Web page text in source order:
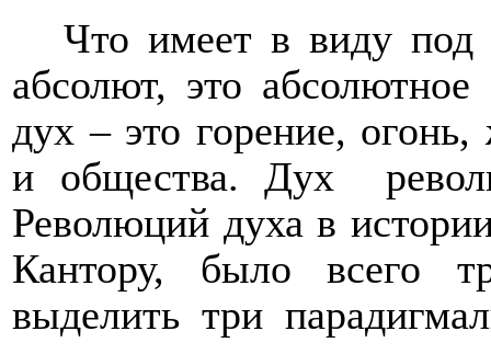
Что имеет в виду
абсолют, это
дух – это горение, огонь,
и общества. Дух
Революций духа в
Кантору, было всего
выделить три